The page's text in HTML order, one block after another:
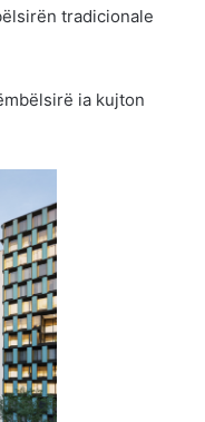
tradicionale
ia kujton